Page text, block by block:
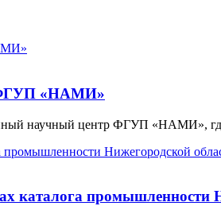
ФГУП «НАМИ»
научный центр ФГУП «НАМИ»,
каталога промышленности